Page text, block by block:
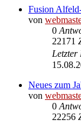
Fusion
von
0
22171
Letzter
Neues zum
von
0
22256